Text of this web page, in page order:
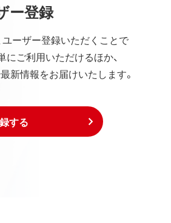
ー登録
ーザー登録いただくことで
ご利用いただけるほか、
新情報をお届けいたします。
する